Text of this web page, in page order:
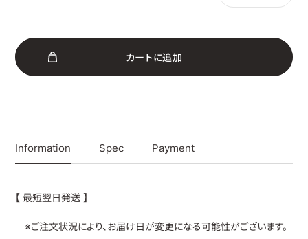
カー トに追加
Information Spec Payment
【 最短翌日発送 】
※ご注文状況により、お届け日が変更になる可能性がございます。